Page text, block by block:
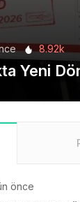
8.92k
Yeni
önce